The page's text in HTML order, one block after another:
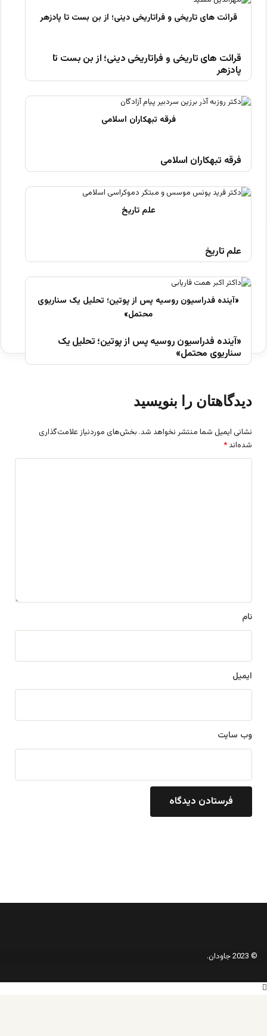
قرائت های تاریخی و فراتاریخی دینی؛ از بن بست تا
پادزهر
فرقه تبهکاران اسلامی
علم تاریخ
«آینده فدراسیون روسیه پس از پوتین؛ تحلیل یک
سناریوی محتمل»
دیدگاهتان را بنویسید
نشانی ایمیل شما منتشر نخواهد شد. بخش‌های موردنیاز علامت‌گذاری
شده‌اند *
نام
ایمیل
وب‌ سایت
© 2023 جاودان.